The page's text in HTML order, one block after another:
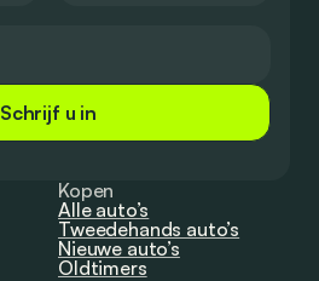
Schrijf u in
Kopen
Alle auto’s
Tweedehands auto’s
Nieuwe auto’s
Oldtimers